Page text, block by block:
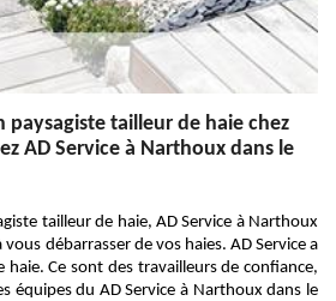
paysagiste tailleur de haie chez
AD Service à Narthoux dans le
tailleur de haie, AD Service à Narthoux
débarrasser de vos haies. AD Service a
haie. Ce sont des travailleurs de confiance,
équipes du AD Service à Narthoux dans le